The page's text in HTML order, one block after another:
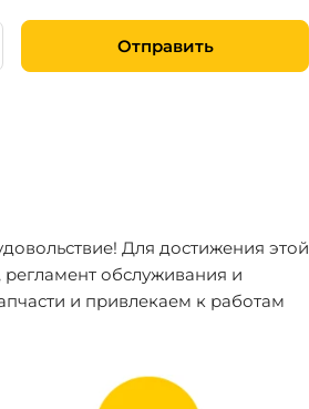
Отправить
Для достижения этой
обслуживания и
и привлекаем к работам